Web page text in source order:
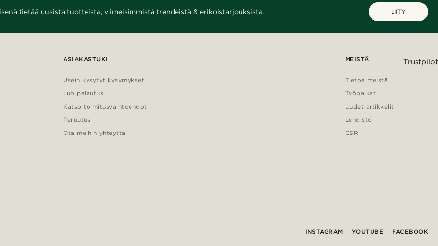
tietää uusista tuotteista, viimeisimmistä trendeistä & erikoistarjouksista. LIITY
ASIAKASTUKI
Usein kysytyt kysymykset
Luo palautus
Katso toimitusvaihtoehdot
Peruutus
Ota meihin yhteyttä
MEISTÄ
Tietoa meistä
Työpaikat
Uudet artikkelit
Lehdistö
CSR
Trustpilot
INSTAGRAM YOUTUBE FACEBOOK